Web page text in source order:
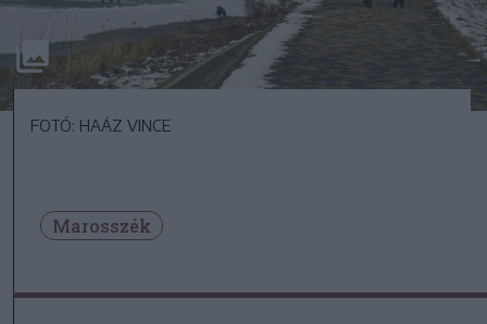
FOTÓ: HAÁZ VINCE
Marosszék